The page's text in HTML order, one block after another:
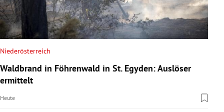
Niederösterreich
Waldbrand in Föhrenwald in St. Egyden: Auslöser
ermittelt
Heute